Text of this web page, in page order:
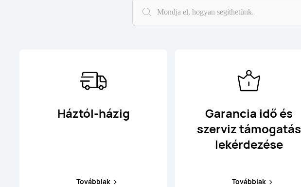
Háztól-házig
Továbbiak
Garancia idő és
szerviz támogatás
lekérdezése
Továbbiak